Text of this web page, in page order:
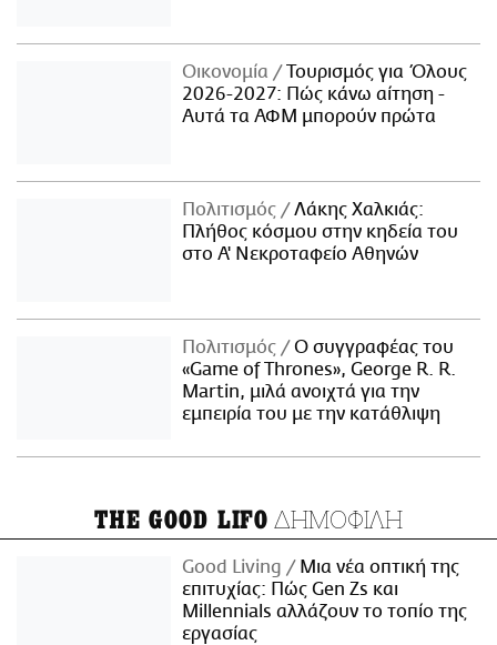
Οικονομία
Τουρισμός για Όλους
2026-2027: Πώς κάνω αίτηση -
Αυτά τα ΑΦΜ μπορούν πρώτα
Πολιτισμός
Λάκης Χαλκιάς:
Πλήθος κόσμου στην κηδεία του
στο Α' Νεκροταφείο Αθηνών
Πολιτισμός
Ο συγγραφέας του
«Game of Thrones», George R. R.
Martin, μιλά ανοιχτά για την
εμπειρία του με την κατάθλιψη
THE GOOD LIFO ΔΗΜΟΦΙΛΗ
Good Living
Μια νέα οπτική της
επιτυχίας: Πώς Gen Zs και
Millennials αλλάζουν το τοπίο της
εργασίας